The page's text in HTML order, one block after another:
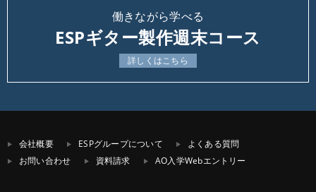
働きながら学べる
ESPギター製作週末コース
詳しくはこちら
会社概要 ESPグループについて
よくある質問
お問い合わせ
資料請求 AO入学Webエントリー